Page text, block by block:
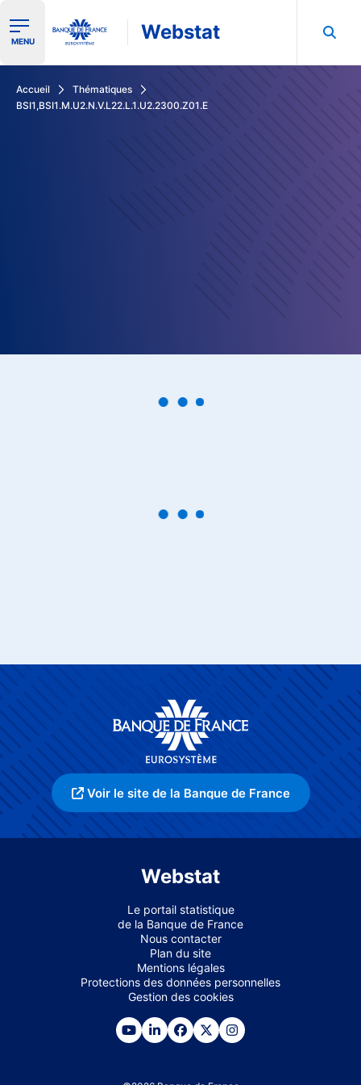
Ouvrir le menu de navigation
MENU Webstat
Accueil
Thématiques
BSI1,BSI1.M.U2.N.V.L22.L.1.U2.2300.Z01.E
Voir le site de la Banque de France
Webstat
Le portail statistique
de la Banque de France
Nous contacter
Plan du site
Mentions légales
Protections des données personnelles
Gestion des cookies